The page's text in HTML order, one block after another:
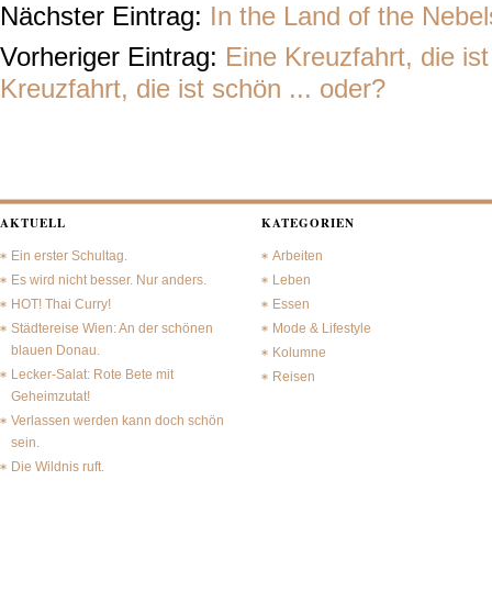
Nächster Eintrag: In the Land of the
Vorheriger Eintrag: Eine Kreuzfahrt, die
Kreuzfahrt, die ist schön ... oder?
AKTUELL
Ein erster Schultag.
Es wird nicht besser. Nur anders.
HOT! Thai Curry!
Städtereise Wien: An der schönen
blauen Donau.
Lecker-Salat: Rote Bete mit
Geheimzutat!
Verlassen werden kann doch schön
sein.
Die Wildnis ruft.
KATEGORIEN
Arbeiten
Leben
Essen
Mode & Lifestyle
Kolumne
Reisen